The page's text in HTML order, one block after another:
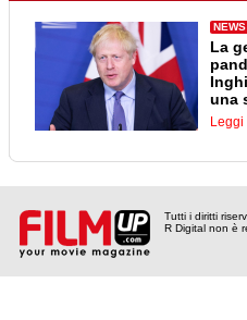
NEWS
La
una
Tutti i diritti
R Digital non è